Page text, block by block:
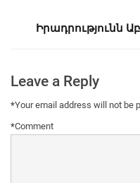
Իրադրությունն
Leave a Reply
Your email address will not be
*
Comment
*